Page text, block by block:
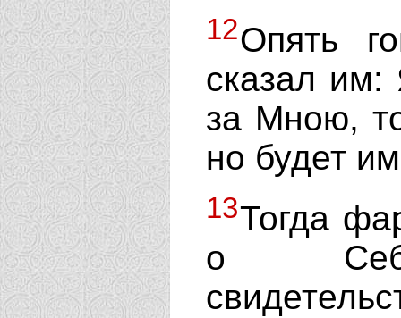
12Опять
сказал им:
за Мною,
но будет
13Тогда
о Себе